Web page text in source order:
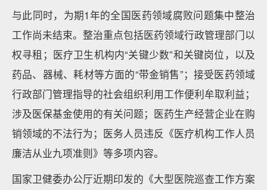
与此同时，为期1年的全国医药领域腐败问题集中整治
工作尚未结束。整治重点包括医药领域行政管理部门以
权寻租；医疗卫生机构内“关键少数”和关键岗位，以及
药品、器械、耗材等方面的“带金销售”；接受医药领域
行政部门管理指导的社会组织利用工作便利牟取利益；
涉及医保基金使用的有关问题；医药生产经营企业在购
销领域的不法行为；医务人员违反《医疗机构工作人员
廉洁从业九项准则》等多项内容。
国家卫健委办公厅近期印发的《大型医院巡查工作方案